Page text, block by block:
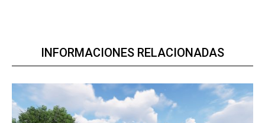
INFORMACIONES RELACIONADAS